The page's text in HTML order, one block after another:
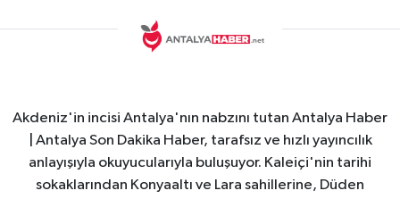
Akdeniz'in incisi Antalya'nın nabzını tutan Antalya Haber
| Antalya Son Dakika Haber, tarafsız ve hızlı yayıncılık
anlayışıyla okuyucularıyla buluşuyor. Kaleiçi'nin tarihi
sokaklarından Konyaaltı ve Lara sahillerine, Düden